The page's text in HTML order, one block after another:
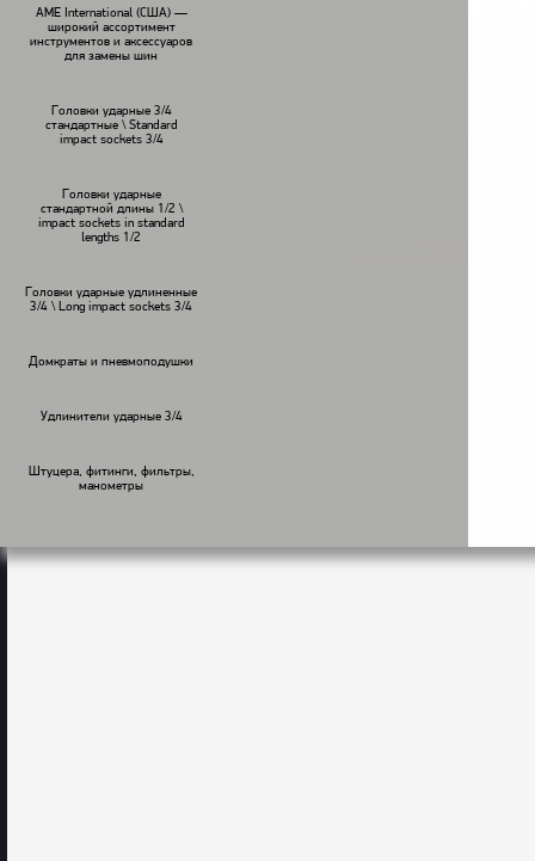
AME International (США) —
широкий ассортимент
инструментов и аксессуаров
для замены шин
Головки ударные 3/4
стандартные \ Standard
impact sockets 3/4
Головки ударные
стандартной длины 1/2 \
impact sockets in standard
lengths 1/2
Головки ударные удлиненные
3/4 \ Long impact sockets 3/4
Домкраты и пневмоподушки
Удлинители ударные 3/4
Штуцера, фитинги, фильтры,
манометры
В наличии